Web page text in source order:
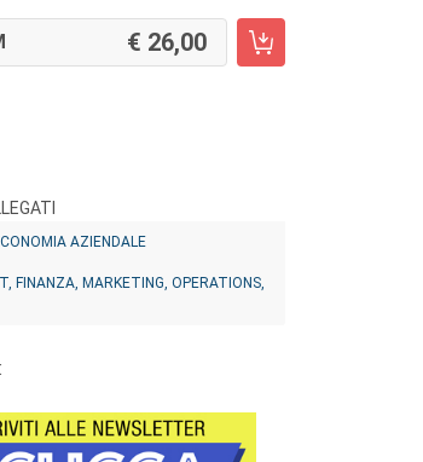
26,00
AZIENDALE
FINANZA, MARKETING, OPERATIONS,